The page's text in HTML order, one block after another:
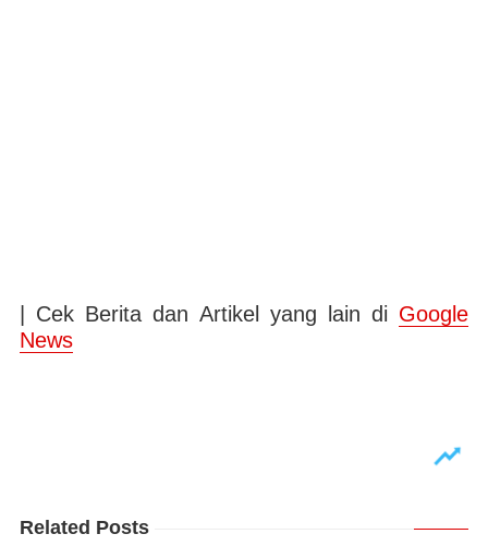
| Cek Berita dan Artikel yang lain di Google
News
Related Posts